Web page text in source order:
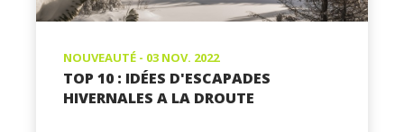
NOUVEAUTÉ - 03 NOV. 2022
TOP 10 : IDÉES D'ESCAPADES
HIVERNALES A LA DROUTE